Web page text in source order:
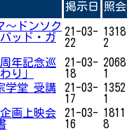
掲示日 照会
〜ドンソク
ッド・ガ
21-03-
22
1318
2
年記念巡
り」
21-03-
18
2068
1
学堂 受講
21-03-
17
1352
1
画上映会
21-03-
16
1811
8